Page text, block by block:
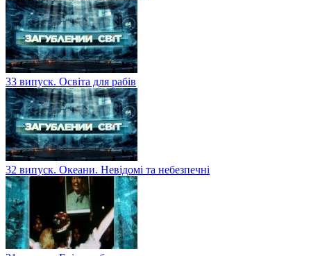
33 випуск. Освіта для рабів
32 випуск. Океани. Невідомі та небезпечні